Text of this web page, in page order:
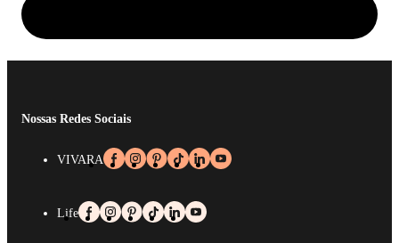
Nossas Redes Sociais
VIVARA
Life